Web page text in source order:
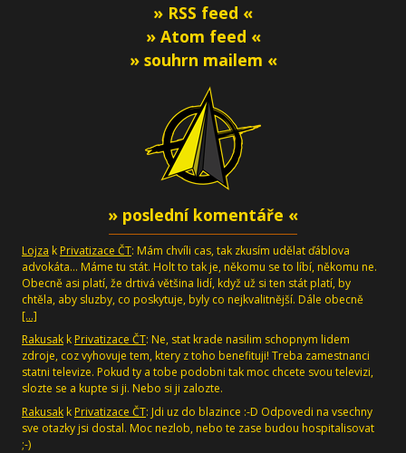
» RSS feed «
» Atom feed «
» souhrn mailem «
» poslední komentáře «
Lojza k Privatizace ČT: Mám chvíli cas, tak zkusím udělat ďáblova
advokáta... Máme tu stát. Holt to tak je, někomu se to líbí, někomu ne.
Obecně asi platí, že drtivá většina lidí, když už si ten stát platí, by
chtěla, aby sluzby, co poskytuje, byly co nejkvalitnější. Dále obecně
[…]
Rakusak k Privatizace ČT: Ne, stat krade nasilim schopnym lidem
zdroje, coz vyhovuje tem, ktery z toho benefituji! Treba zamestnanci
statni televize. Pokud ty a tobe podobni tak moc chcete svou televizi,
slozte se a kupte si ji. Nebo si ji zalozte.
Rakusak k Privatizace ČT: Jdi uz do blazince :-D Odpovedi na vsechny
sve otazky jsi dostal. Moc nezlob, nebo te zase budou hospitalisovat
;-)